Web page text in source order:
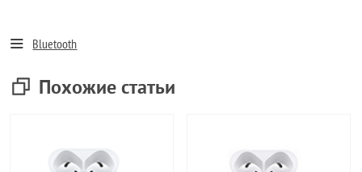
Bluetooth
Похожие статьи